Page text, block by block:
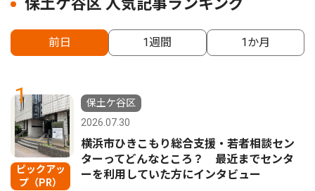
保土ケ谷区 人気記事ランキング
前日 1週間 1か月
1
ピックアッ
プ（PR）
保土ケ谷区
2026.07.30
横浜市ひきこもり総合支援・若者相談セン
ターってどんなところ？ 最近までセンタ
ーを利用していた方にインタビュー